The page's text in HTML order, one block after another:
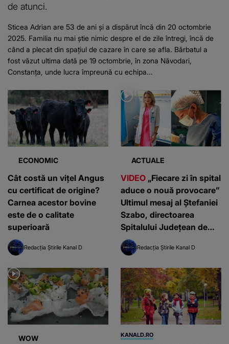
de atunci.
Sticea Adrian are 53 de ani și a dispărut încă din 20 octombrie
2025. Familia nu mai știe nimic despre el de zile întregi, încă de
când a plecat din spațiul de cazare în care se afla. Bărbatul a
fost văzut ultima dată pe 19 octombrie, în zona Năvodari,
Constanța, unde lucra împreună cu echipa...
ECONOMIC
Cât costă un vițel Angus
cu certificat de origine?
Carnea acestor bovine
este de o calitate
superioară
Redacția Știrile Kanal D
ACTUALE
VIDEO „Fiecare zi în spital
aduce o nouă provocare”
Ultimul mesaj al Ștefaniei
Szabo, directoarea
Spitalului Județean de
Urgență Buzău, găsită
fără viață în camera de
Redacția Știrile Kanal D
WOW KANALD.RO